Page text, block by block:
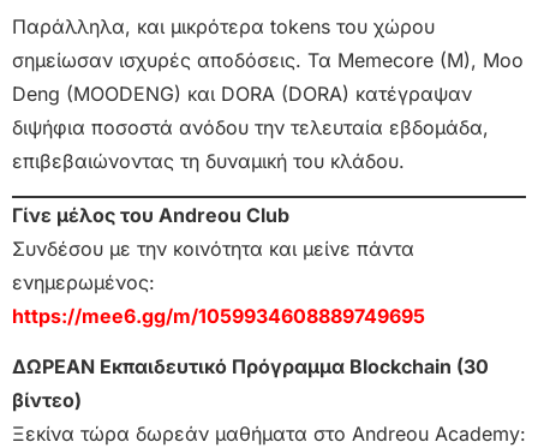
Παράλληλα, και μικρότερα tokens του χώρου
σημείωσαν ισχυρές αποδόσεις. Τα Memecore (M), Moo
Deng (MOODENG) και DORA (DORA) κατέγραψαν
διψήφια ποσοστά ανόδου την τελευταία εβδομάδα,
επιβεβαιώνοντας τη δυναμική του κλάδου.
Γίνε μέλος του Andreou Club
Συνδέσου με την κοινότητα και μείνε πάντα
ενημερωμένος:
https://mee6.gg/m/1059934608889749695
ΔΩΡΕΑΝ Εκπαιδευτικό Πρόγραμμα Blockchain (30
βίντεο)
Ξεκίνα τώρα δωρεάν μαθήματα στο Andreou Academy: